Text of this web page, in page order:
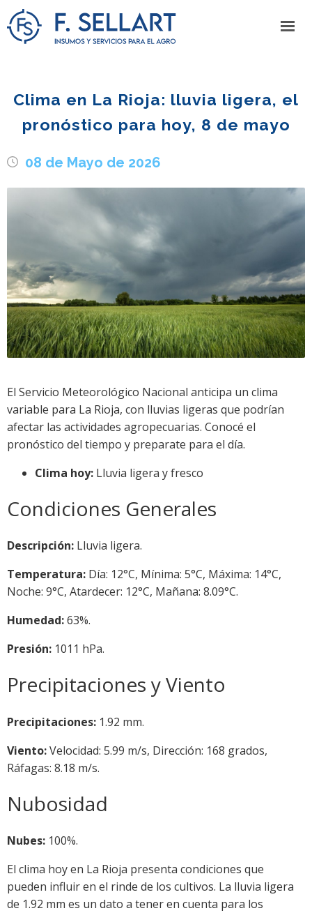
Clima en La Rioja: lluvia ligera, el
pronóstico para hoy, 8 de mayo
08 de Mayo de 2026
El Servicio Meteorológico Nacional anticipa un clima
variable para La Rioja, con lluvias ligeras que podrían
afectar las actividades agropecuarias. Conocé el
pronóstico del tiempo y preparate para el día.
Clima hoy: Lluvia ligera y fresco
Condiciones Generales
Descripción: Lluvia ligera.
Temperatura: Día: 12°C, Mínima: 5°C, Máxima: 14°C,
Noche: 9°C, Atardecer: 12°C, Mañana: 8.09°C.
Humedad:63%.
Presión: 1011 hPa.
Precipitaciones y Viento
Precipitaciones: 1.92 mm.
Viento:Velocidad: 5.99 m/s, Dirección: 168 grados,
Ráfagas: 8.18 m/s.
Nubosidad
Nubes: 100%.
El clima hoy en La Rioja presenta condiciones que
pueden influir en el rinde de los cultivos. La lluvia ligera
de 1.92 mm es un dato a tener en cuenta para los